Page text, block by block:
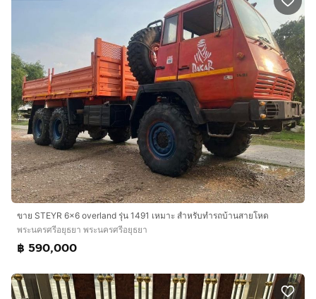
ขาย STEYR 6x6 overland รุ่น 1491 เหมาะ สำหรับทำรถบ้านสายโหด
พระนครศรีอยุธยา พระนครศรีอยุธยา
฿ 590,000